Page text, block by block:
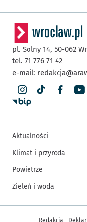
pl. Solny 14, 50-062
tel. 71 776 71 42
e-mail:
Aktualności
Klimat i przyroda
Powietrze
Zieleń i woda
Inne
Redakcja